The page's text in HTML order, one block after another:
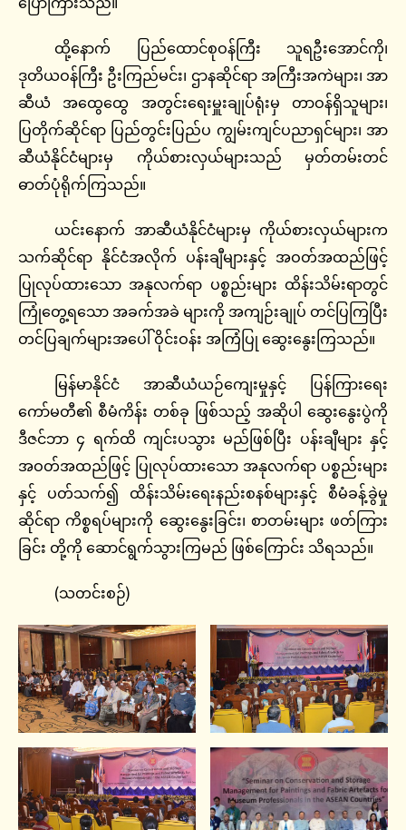
ထို့နောက် ပြည်ထောင်စုဝန်ကြီး သူရဦးအောင်ကို၊
ဒုတိယဝန်ကြီး ဦးကြည်မင်း၊ ဌာနဆိုင်ရာ အကြီးအကဲများ၊ အာ
ဆီယံ အထွေထွေ အတွင်းရေးမှူးချုပ်ရုံးမှ တာဝန်ရှိသူများ၊
ပြတိုက်ဆိုင်ရာ ပြည်တွင်းပြည်ပ ကျွမ်းကျင်ပညာရှင်များ၊ အာ
ဆီယံနိုင်ငံများမှ ကိုယ်စားလှယ်များသည် မှတ်တမ်းတင်
ဓာတ်ပုံရိုက်ကြသည်။
ယင်းနောက် အာဆီယံနိုင်ငံများမှ ကိုယ်စားလှယ်များက
သက်ဆိုင်ရာ နိုင်ငံအလိုက် ပန်းချီများနှင့် အဝတ်အထည်ဖြင့်
ပြုလုပ်ထားသော အနုလက်ရာ ပစ္စည်းများ ထိန်းသိမ်းရာတွင်
ကြုံတွေ့ရသော အခက်အခဲ များကို အကျဉ်းချုပ် တင်ပြကြပြီး
တင်ပြချက်များအပေါ် ဝိုင်းဝန်း အကြံပြု ဆွေးနွေးကြသည်။
မြန်မာနိုင်ငံ အာဆီယံယဉ်ကျေးမှုနှင့် ပြန်ကြားရေး
ကော်မတီ၏ စီမံကိန်း တစ်ခု ဖြစ်သည့် အဆိုပါ ဆွေးနွေးပွဲကို
ဒီဇင်ဘာ ၄ ရက်ထိ ကျင်းပသွား မည်ဖြစ်ပြီး ပန်းချီများ နှင့်
အဝတ်အထည်ဖြင့် ပြုလုပ်ထားသော အနုလက်ရာ ပစ္စည်းများ
နှင့် ပတ်သက်၍ ထိန်းသိမ်းရေးနည်းစနစ်များနှင့် စီမံခန့်ခွဲမှု
ဆိုင်ရာ ကိစ္စရပ်များကို ဆွေးနွေးခြင်း၊ စာတမ်းများ ဖတ်ကြား
ခြင်း တို့ကို ဆောင်ရွက်သွားကြမည် ဖြစ်ကြောင်း သိရသည်။
(သတင်းစဉ်)